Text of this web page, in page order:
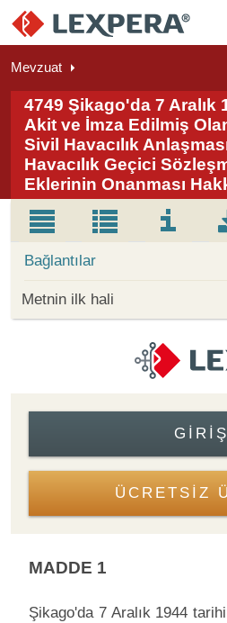
Mevzuat
4749 Şikago'da 7 Aralık
Akit ve İmza Edilmiş
Sivil Havacılık
Havacılık Geçici
Eklerinin Onanması
Bağlantılar
Metnin ilk hali
GIRIŞ
ÜCRETSİZ
MADDE 1
Şikago'da 7 Aralık 1944